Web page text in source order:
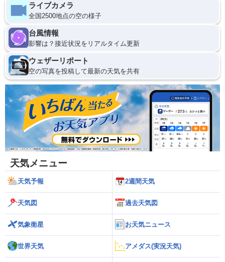
ライブカメラ
全国2500地点の空の様子
台風情報
影響は？接近状況をリアルタイム更新
ウェザーリポート
空の写真を投稿して最新の天気を共有
天気メニュー
天気予報 2週間天気
天気図 過去天気図
気象衛星 お天気ニュース
世界天気 アメダス(実況天気)